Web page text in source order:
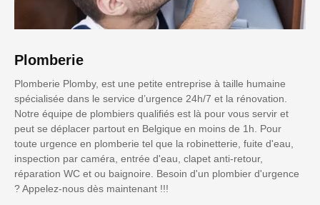
Plomberie
Plomberie Plomby, est une petite entreprise à taille humaine
spécialisée dans le service d’urgence 24h/7 et la rénovation.
Notre équipe de plombiers qualifiés est là pour vous servir et
peut se déplacer partout en Belgique en moins de 1h. Pour
toute urgence en plomberie tel que la robinetterie, fuite d'eau,
inspection par caméra, entrée d'eau, clapet anti-retour,
réparation WC et ou baignoire. Besoin d'un plombier d'urgence
? Appelez-nous dès maintenant !!!